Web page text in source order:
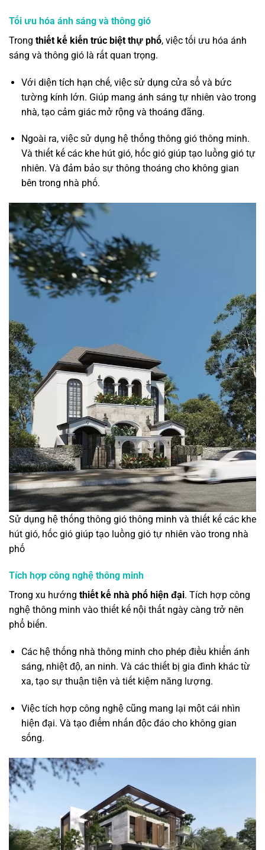
Tối ưu hóa ánh sáng và thông gió
Trong thiết kế kiến trúc biệt thự phố, việc tối ưu hóa ánh
sáng và thông gió là rất quan trọng.
Với diện tích hạn chế, việc sử dụng cửa sổ và bức
tường kính lớn. Giúp mang ánh sáng tự nhiên vào trong
nhà, tạo cảm giác mở rộng và thoáng đãng.
Ngoài ra, việc sử dụng hệ thống thông gió thông minh.
Và thiết kế các khe hút gió, hốc gió giúp tạo luồng gió tự
nhiên. Và đảm bảo sự thông thoáng cho không gian
bên trong nhà phố.
Sử dụng hệ thống thông gió thông minh và thiết kế các khe
hút gió, hốc gió giúp tạo luồng gió tự nhiên vào trong nhà
phố
Tích hợp công nghệ thông minh
Trong xu hướng thiết kế nhà phố hiện đại. Tích hợp công
nghệ thông minh vào thiết kế nội thất ngày càng trở nên
phổ biến.
Các hệ thống nhà thông minh cho phép điều khiển ánh
sáng, nhiệt độ, an ninh. Và các thiết bị gia đình khác từ
xa, tạo sự thuận tiện và tiết kiệm năng lượng.
Việc tích hợp công nghệ cũng mang lại một cái nhìn
hiện đại. Và tạo điểm nhấn độc đáo cho không gian
sống.